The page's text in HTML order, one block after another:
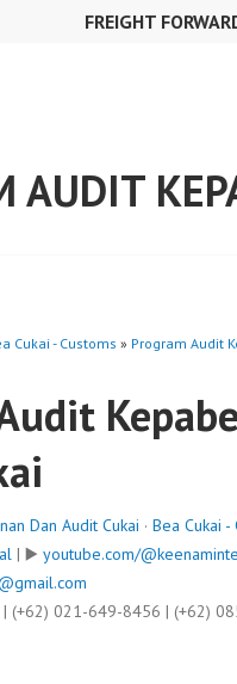
FREIGHT
AUDIT
Cukai - Customs » Program Audit
Dan Audit Cukai · Bea Cukai -
| ▶️ youtube.com/
(+62) 021-649-8456 | (+62)